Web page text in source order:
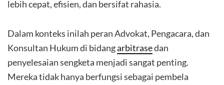
lebih cepat, efisien, dan bersifat rahasia.
Dalam konteks inilah peran Advokat, Pengacara, dan
Konsultan Hukum di bidangarbitrasedan
penyelesaian sengketa menjadi sangat penting.
Mereka tidak hanya berfungsi sebagai pembela